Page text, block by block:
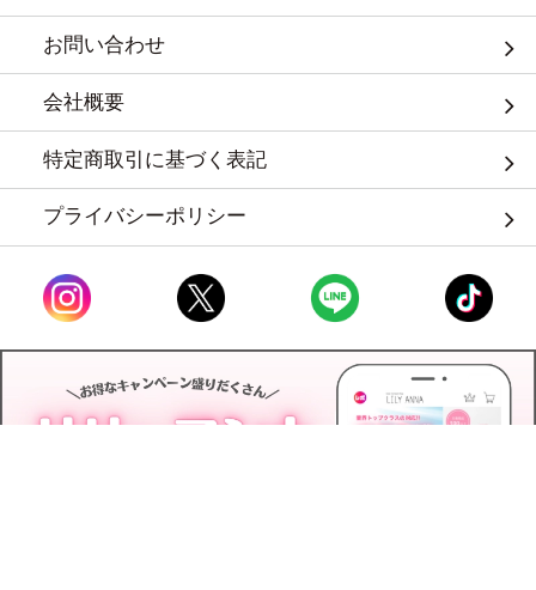
お問い合わせ
会社概要
特定商取引に基づく表記
プライバシーポリシー